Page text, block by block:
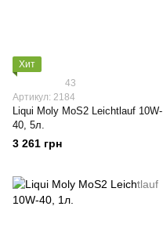
Хит
43
Артикул: 2184
Liqui Moly МoS2 Leichtlauf 10W-
40, 5л.
3 261 грн